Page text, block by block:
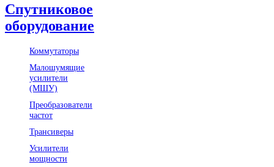
Спутниковое
оборудование
Коммутаторы
Малошумящие
усилители
(МШУ)
Преобразователи
частот
Трансиверы
Усилители
мощности